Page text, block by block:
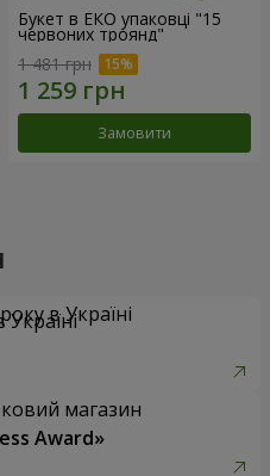
Букет в ЕКО упаковці "15
червоних троянд"
1 481 грн
Замовити
в Україні
магазин
Award»